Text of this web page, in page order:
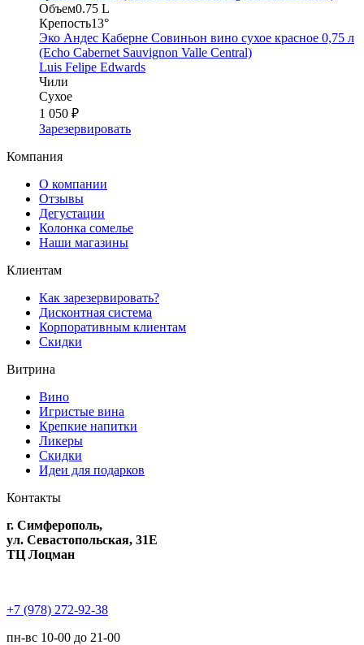
Объем0.75 L
Крепость13°
Эко Андес Каберне Совиньон вино сухое красное 0,75 л
(Echo Cabernet Sauvignon Valle Central)
Luis Felipe Edwards
Чили
Сухое
1 050 ₽
Зарезервировать
Компания
О компании
Отзывы
Дегустации
Колонка сомелье
Наши магазины
Клиентам
Как зарезервировать?
Дисконтная система
Корпоративным клиентам
Скидки
Витрина
Вино
Игристые вина
Крепкие напитки
Ликеры
Скидки
Идеи для подарков
Контакты
г. Симферополь,
ул. Севастопольская, 31Е
ТЦ Лоцман
+7 (978) 272-92-38
пн-вс 10-00 до 21-00